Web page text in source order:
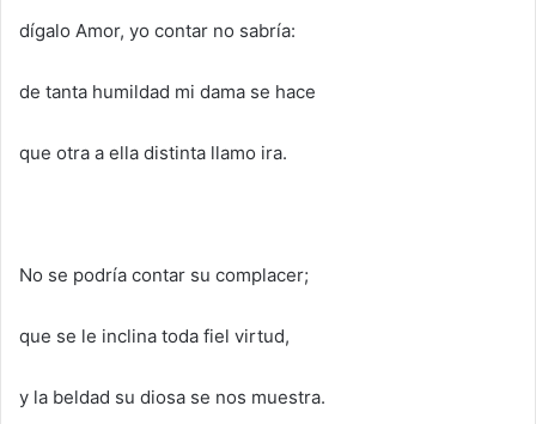
dígalo Amor, yo contar no sabría:
de tanta humildad mi dama se hace
que otra a ella distinta llamo ira.
No se podría contar su complacer;
que se le inclina toda fiel virtud,
y la beldad su diosa se nos muestra.